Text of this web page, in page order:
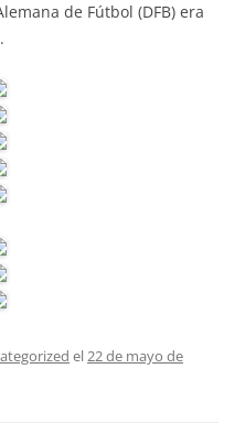
de Fútbol (DFB) era
el22 de mayo de